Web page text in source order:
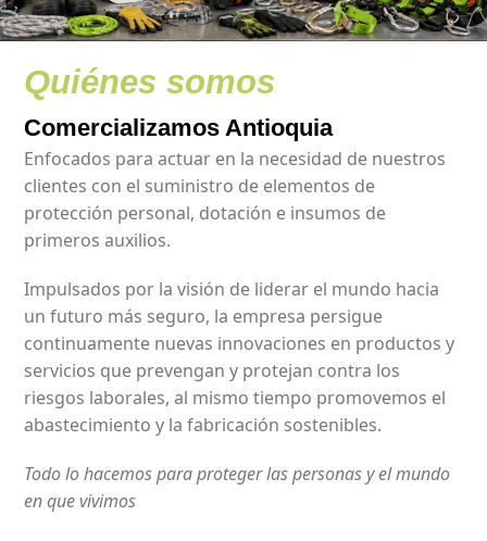
Quiénes somos
Comercializamos Antioquia
Enfocados para actuar en la necesidad de nuestros
clientes con el suministro de elementos de
protección personal, dotación e insumos de
primeros auxilios.
Impulsados por la visión de liderar el mundo hacia
un futuro más seguro, la empresa persigue
continuamente nuevas innovaciones en productos y
servicios que prevengan y protejan contra los
riesgos laborales, al mismo tiempo promovemos el
abastecimiento y la fabricación sostenibles.
Todo lo hacemos para proteger las personas y el mundo
en que vivimos